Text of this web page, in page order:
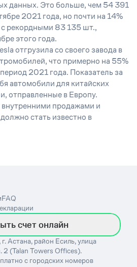
данных. Это больше, чем 54 391
2021 года, но почти на 14%
рекордными 83 135 шт.,
этого года.
отгрузила со своего завода в
что примерно на 55%
2021 года. Показатель за
автомобили для китайских
отправленные в Европу.
продажами и
стать известно в
FAQ
счет онлайн
Астана, район Есиль, улица
2 (Talan Towers Offices).
с городских номеров